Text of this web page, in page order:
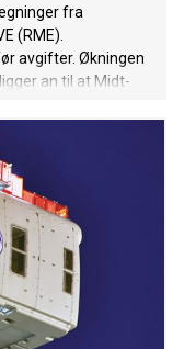
fra
(RME).
avgifter. Økningen
an til at Midt-